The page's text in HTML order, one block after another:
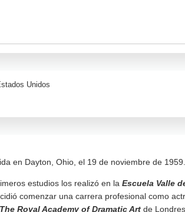
Unidos
en Dayton, Ohio, el 19 de noviembre de 1959.
estudios los realizó en la Escuela Valle
comenzar una carrera profesional como
The Royal Academy of Dramatic Art de Londres.